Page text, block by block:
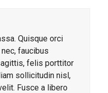
Quisque orci
faucibus
felis porttitor
sollicitudin nisl,
Fusce a libero